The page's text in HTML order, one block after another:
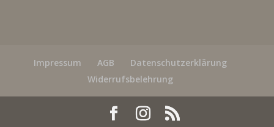
Impressum AGB
Datenschutzerklärung
Widerrufsbelehrung